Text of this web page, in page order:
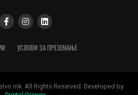
УСЛОВИ ЗА ПРЕЗЕМАЊЕ
All Rights Reserved. Developed by